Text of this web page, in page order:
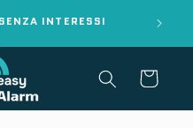
INTERESSI 📄
Carrello